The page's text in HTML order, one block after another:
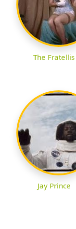
The Fratellis
Jay Prince